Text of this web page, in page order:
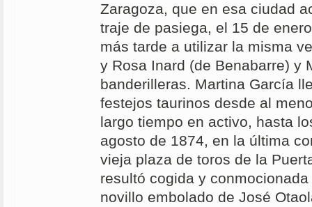
Zaragoza, que en esa ciudad
traje de pasiega, el 15 de
más tarde a utilizar la misma
y Rosa Inard (de Benabarre) y
banderilleras. Martina García
festejos taurinos desde al
largo tiempo en activo, hasta
agosto de 1874, en la última
vieja plaza de toros de la
resultó cogida y
novillo embolado de José